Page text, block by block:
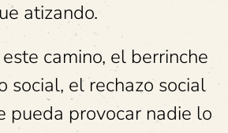
atizando.
camino, el berrinche
social, el rechazo social
pueda provocar nadie lo